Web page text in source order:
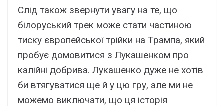
Слід також звернути увагу на те, що
білоруський трек може стати частиною
тиску європейської трійки на Трампа, який
пробує домовитися з Лукашенком про
калійні добрива. Лукашенко дуже не хотів
би втягуватися ще й у цю гру, але ми не
можемо виключати, що ця історія